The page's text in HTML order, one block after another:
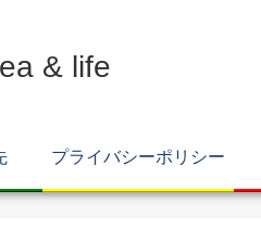
& life
プライバシーポリシー